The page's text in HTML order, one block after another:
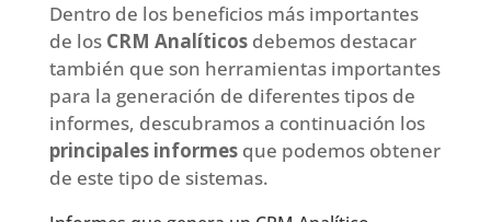
Dentro de los beneficios más importantes
de los CRM Analíticos debemos destacar
también que son herramientas importantes
para la generación de diferentes tipos de
informes, descubramos a continuación los
principales informesque podemos obtener
de este tipo de sistemas.